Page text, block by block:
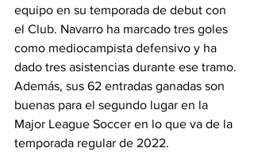
equipo en su temporada de debut con
el Club. Navarro ha marcado tres goles
como mediocampista defensivo y ha
dado tres asistencias durante ese tramo.
Además, sus 62 entradas ganadas son
buenas para el segundo lugar en la
Major League Soccer en lo que va de la
temporada regular de 2022.